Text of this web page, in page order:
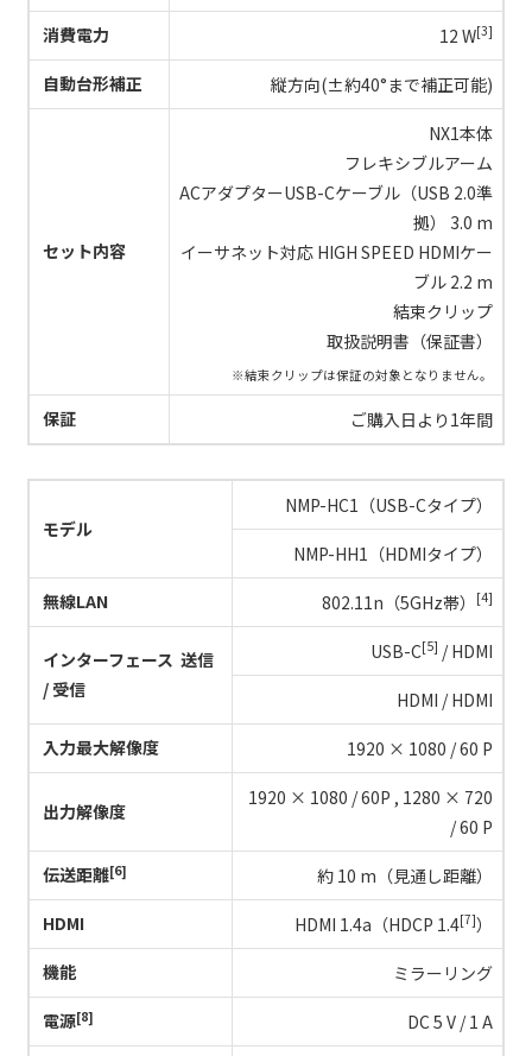
消費電力 12 W[3]
自動台形補正 縦方向(±約40°まで補正可能)
セット内容
NX1本体
フレキシブルアーム
ACアダプターUSB-Cケーブル（USB 2.0準
拠） 3.0 m
イーサネット対応 HIGH SPEED HDMIケー
ブル 2.2 m
結束クリップ
取扱説明書（保証書）
※結束クリップは保証の対象となりません。
保証 ご購入日より1年間
モデル
NMP-HC1（USB-Cタイプ）
NMP-HH1（HDMIタイプ）
無線LAN 802.11n（5GHz帯） [4]
インターフェース 送信
/ 受信
USB-C[5] / HDMI
HDMI / HDMI
入力最大解像度 1920 × 1080 / 60 P
出力解像度
1920 × 1080 / 60P , 1280 × 720
/ 60 P
伝送距離[6] 約 10 m（見通し距離）
HDMI HDMI 1.4a（HDCP 1.4[7]）
機能 ミラーリング
電源[8] DC 5 V / 1 A